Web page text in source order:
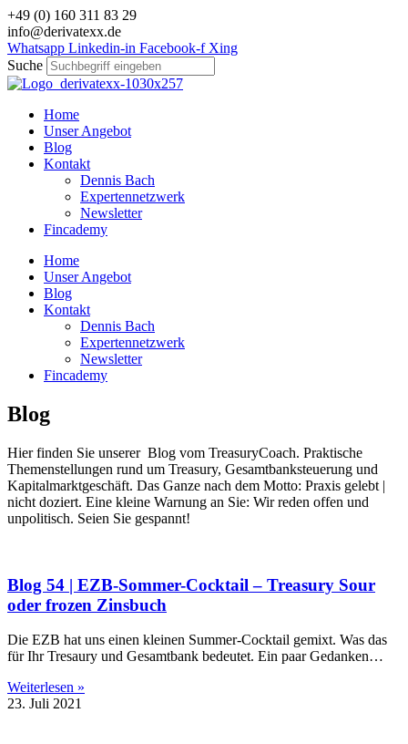
Zum
Inhalt
wechseln
+49 (0) 160 311 83 29
info@derivatexx.de
Whatsapp Linkedin-in Facebook-f Xing
Suche
Home
Unser Angebot
Blog
Kontakt
Dennis Bach
Expertennetzwerk
Newsletter
Fincademy
Home
Unser Angebot
Blog
Kontakt
Dennis Bach
Expertennetzwerk
Newsletter
Fincademy
Blog
Hier finden Sie unserer Blog vom TreasuryCoach. Praktische
Themenstellungen rund um Treasury, Gesamtbanksteuerung und
Kapitalmarktgeschäft. Das Ganze nach dem Motto: Praxis gelebt |
nicht doziert. Eine kleine Warnung an Sie: Wir reden offen und
unpolitisch. Seien Sie gespannt!
Blog 54 | EZB-Sommer-Cocktail – Treasury Sour
oder frozen Zinsbuch
Die EZB hat uns einen kleinen Summer-Cocktail gemixt. Was das
für Ihr Tresaury und Gesamtbank bedeutet. Ein paar Gedanken…
Weiterlesen »
23. Juli 2021